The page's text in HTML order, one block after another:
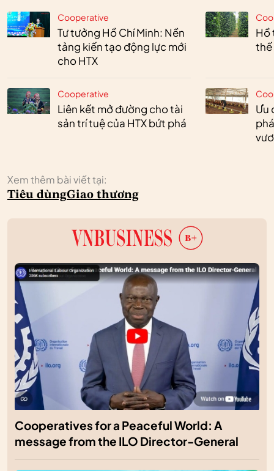
Cooperative
Tư tưởng Hồ Chí Minh: Nền
tảng kiến tạo động lực mới
cho HTX
Cooperative
Liên kết mở đường cho tài
sản trí tuệ của HTX bứt phá
Hồ
thế
Ưu
Xem thêm bài viết tại:
Tiêu dùngGiao thương
Cooperatives for a Peaceful World: A
message from the ILO Director-General